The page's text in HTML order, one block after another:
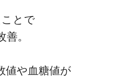
とで
。
値や血糖値が